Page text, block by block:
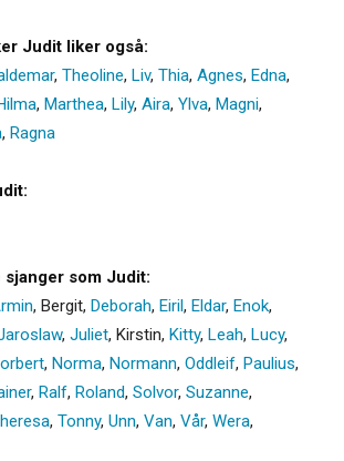
Judit liker også:
, Theoline, Liv, Thia, Agnes, Edna,
, Marthea, Lily, Aira, Ylva, Magni,
, Ragna
sjanger som Judit:
, Bergit, Deborah, Eiril, Eldar, Enok,
, Juliet, Kirstin, Kitty, Leah, Lucy,
, Norma, Normann, Oddleif, Paulius,
, Ralf, Roland, Solvor, Suzanne,
, Tonny, Unn, Van, Vår, Wera,